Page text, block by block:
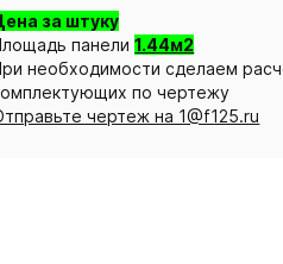
за штуку
панели1.44м2
необходимости сделаем
по чертежу
чертеж на 1@f125.ru